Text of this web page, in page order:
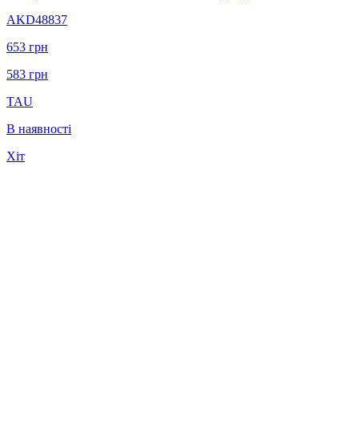
AKD48837
653 грн
583 грн
TAU
В наявності
Хіт